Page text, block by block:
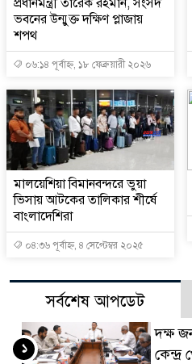
ভবনের উন্মুক্ত দক্ষিণ প্লাজায়
শপথ
০৬:১৪ পূর্বাহ্ন, ১৮ ফেব্রুয়ারী ২০২৬
মালয়েশিয়া বিমানবন্দরে ভুয়া
ভিসায় আটকের তালিকার শীর্ষে
বাংলাদেশিরা
০৪:৩৬ পূর্বাহ্ন, ৪ সেপ্টেম্বর ২০২৫
সর্বশেষ আপডেট
দক্ষ
কেন্দ্র
১